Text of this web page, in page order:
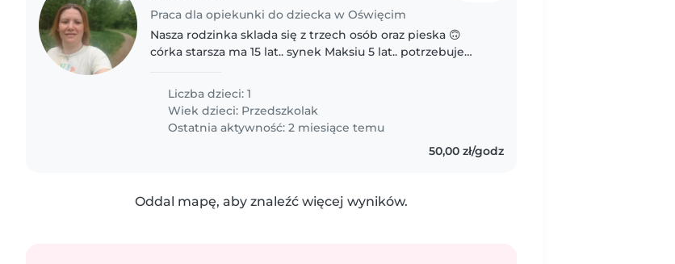
Praca dla opiekunki do dziecka w Oświęcim
Nasza rodzinka sklada się z trzech osób oraz pieska 🙃
córka starsza ma 15 lat.. synek Maksiu 5 lat.. potrzebuje
pracy żeby nie obciążać..
Liczba dzieci: 1
Wiek dzieci: Przedszkolak
Ostatnia aktywność: 2 miesiące temu
50,00 zł/godz
Oddal mapę, aby znaleźć więcej wyników.